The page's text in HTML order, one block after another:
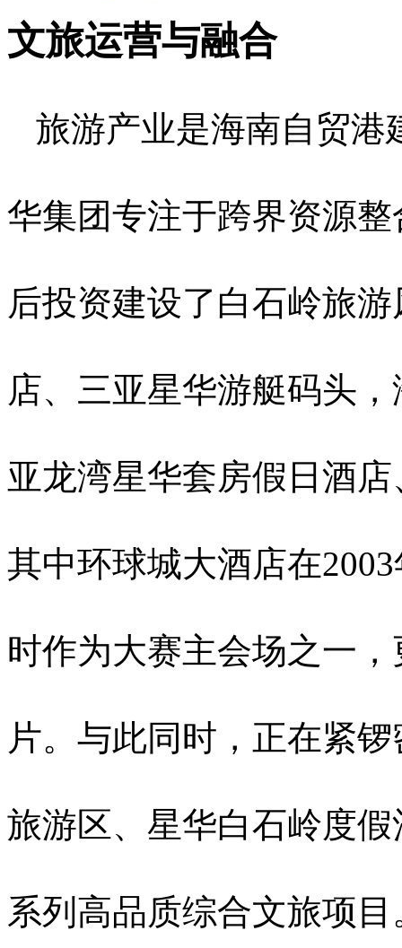
文旅运营与融合
旅游产业是海南自贸港
华集团专注于跨界资源
后投资建设了白石岭旅
店、三亚星华游艇码头
亚龙湾星华套房假日酒
其中环球城大酒店在
时作为大赛主会场之一
片。与此同时，正在紧
旅游区、星华白石岭度
系列高品质综合文旅项目